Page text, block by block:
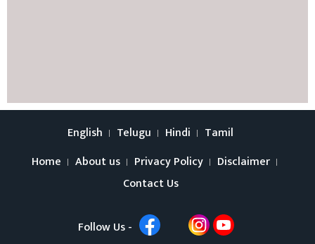
English Telugu Hindi
Tamil
Home
About us Privacy Policy
Disclaimer
Contact Us
Follow Us -